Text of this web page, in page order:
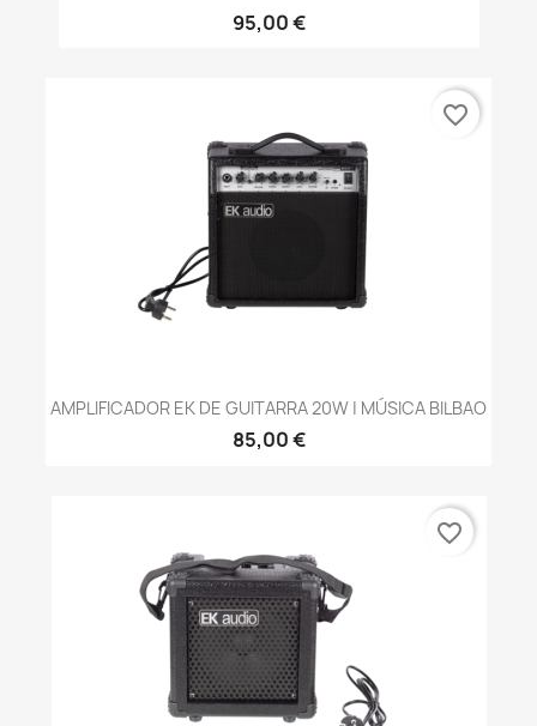
95,00 €
AMPLIFICADOR EK DE GUITARRA 20W | MÚSICA BILBAO
85,00 €
favorite_border
favorite_border